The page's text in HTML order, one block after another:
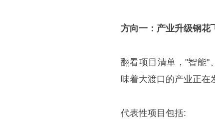
方向一：产业升级钢花
翻看项目清单，"智能"
味着大渡口的产业正在
代表性项目包括: